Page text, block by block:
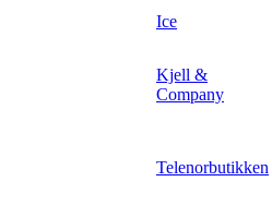
Ice
Kjell &
Company
Telenorbutikken